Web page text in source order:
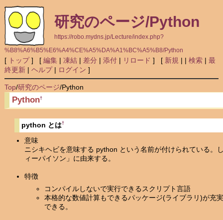
研究のページ/Python
https://robo.mydns.jp/Lecture/index.php?
%B8%A6%B5%E6%A4%CE%A5%DA%A1%BC%A5%B8/Python
[ トップ] [ 編集| 凍結 | 差分 | 添付| リロード ] [ 新規 | | 検索| 最
終更新| ヘルプ| ログイン ]
Top/研究のページ/Python
Python†
python とは†
意味
ニシキヘビを意味する python という名前が付けられている。
ィーパイソン」に由来する。
特徴
コンパイルしないで実行できるスクリプト言語
本格的な数値計算もできるパッケージ(ライブラリ)が充
できる。